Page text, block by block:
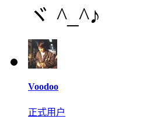
ヾ ^_^♪
Voodoo
正式用户